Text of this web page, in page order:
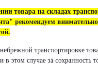
товара на складах
рекомендуем внимательно
транспортировке
в этом случае за сохранность